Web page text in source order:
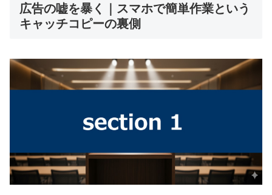
広告の嘘を暴く｜スマホで簡単作業という
キャッチコピーの裏側